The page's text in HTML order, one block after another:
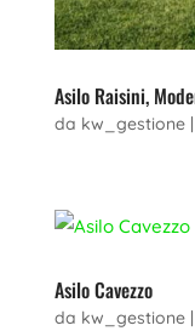
Asilo Raisini,
da kw_gestione|
Asilo Cavezzo
da kw_gestione|